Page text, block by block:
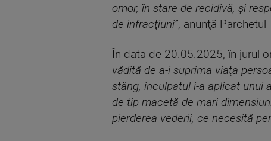
omor, în stare de recidivă, şi
de infracţiuni”, anunţă Parchetul
În data de 20.05.2025, în jurul
vădită de a-i suprima viaţa
stâng, inculpatul i-a aplicat unui
de tip macetă de mari
pierderea vederii, ce necesită